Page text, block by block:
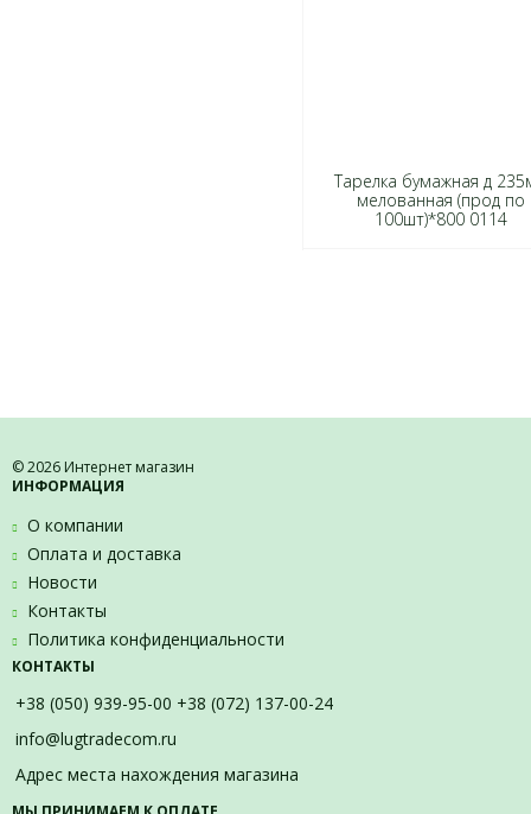
Тарелка бумажная д
мелованная (прод по
100шт)*800 0114
© 2026 Интернет магазин
ИНФОРМАЦИЯ
О компании
Оплата и доставка
Новости
Контакты
Политика конфиденциальности
КОНТАКТЫ
+38 (050) 939-95-00 +38 (072) 137-00-24
info@lugtradecom.ru
Адрес места нахождения магазина